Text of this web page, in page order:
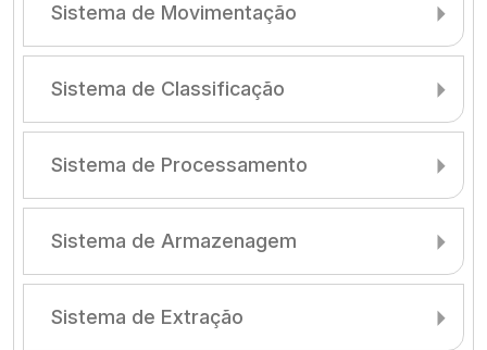
Sistema de Movimentação
Sistema de Classificação
Sistema de Processamento
Sistema de Armazenagem
Sistema de Extração